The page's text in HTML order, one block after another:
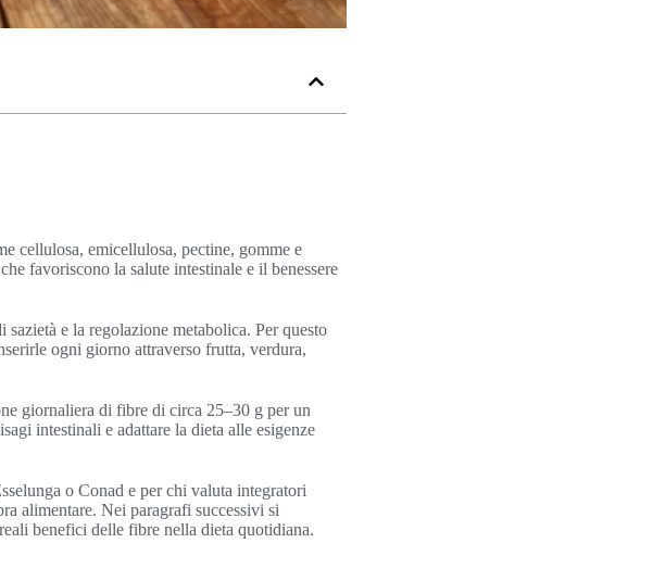
cellulosa, emicellulosa, pectine, gomme e
favoriscono la salute intestinale e il benessere
e la regolazione metabolica. Per questo
ogni giorno attraverso frutta, verdura,
giornaliera di fibre di circa 25–30 g per un
intestinali e adattare la dieta alle esigenze
o Conad e per chi valuta integratori
alimentare. Nei paragrafi successivi si
benefici delle fibre nella dieta quotidiana.